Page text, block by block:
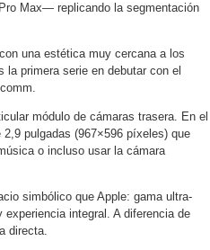
Max— replicando la segmentación
una estética muy cercana a los
primera serie en debutar con el
módulo de cámaras trasera. En el
pulgadas (967×596 píxeles) que
o incluso usar la cámara
simbólico que Apple: gama ultra-
integral. A diferencia de
directa.